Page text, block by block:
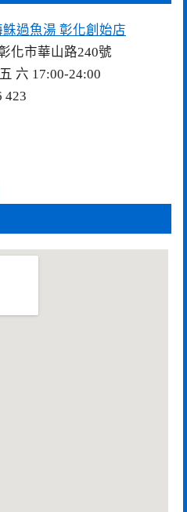
過魚湯 彰化創始店
化市華山路240號
六 17:00-24:00
423